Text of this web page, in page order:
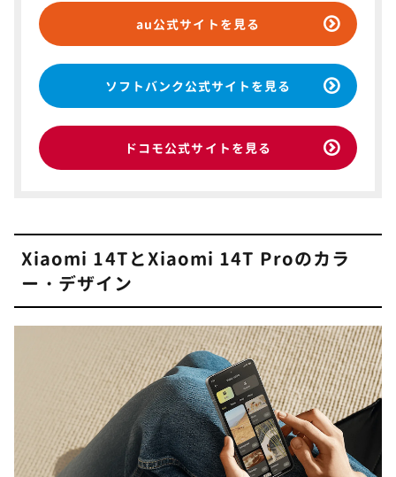
au公式サイトを見る
ソフトバンク公式サイトを見る
ドコモ公式サイトを見る
Xiaomi 14TとXiaomi 14T Proのカラ
ー・デザイン